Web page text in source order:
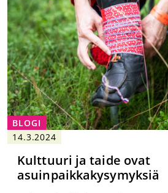
BLOGI
14.3.2024
Kulttuuri ja taide ovat
asuinpaikkakysymyksiä